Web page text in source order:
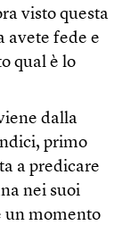
visto questa
avete fede e
qual è lo
dalla
primo
a predicare
nei suoi
un momento